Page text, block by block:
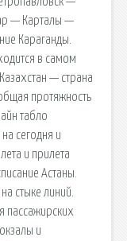
— Карталы —
Караганды.
в самом
— страна
протяжность
табло
сегодня и
и прилета
Астаны.
стыке линий.
пассажирских
и